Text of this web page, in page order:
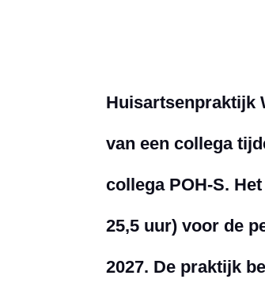
Huisartsenpraktijk
van een collega
collega POH-S.
25,5 uur) voor de
2027. De praktijk